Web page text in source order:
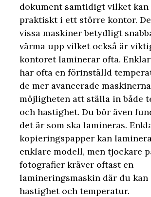
dokument samtidigt vilket kan
praktiskt i ett större kontor.
vissa maskiner betydligt
värma upp vilket också är
kontoret laminerar ofta.
har ofta en förinställd
de mer avancerade
möjligheten att ställa in både
och hastighet. Du bör även
det är som ska lamineras.
kopieringspapper kan
enklare modell, men tjockare
fotografier kräver oftast en
lamineringsmaskin där du
hastighet och temperatur.